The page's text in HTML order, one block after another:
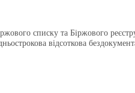
списку та Біржового
відсоткова